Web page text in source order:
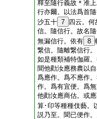
釋至隨行義故＊准
行亦爾。以法爲首
沙五十 7 四云。
信。隨信行。故名
無漏信行。依有 8
繋信。隨離繋信行
如是種類補特伽羅
聞他勸汝應務農以
爲應作。爲不應作
作。爲有宜便。爲
他勸汝應商估。或
算･印等種種伎藝。
説乃至。聞已便作